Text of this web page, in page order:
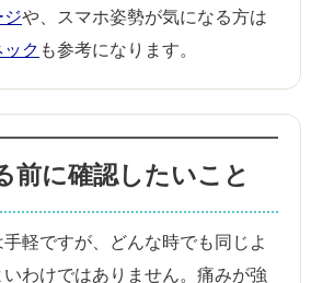
ジや、スマホ姿勢が気になる方は
ク も参考になります。
前に確認したいこと
軽ですが、どんな時でも同じよ
いわけではありません。痛みが強